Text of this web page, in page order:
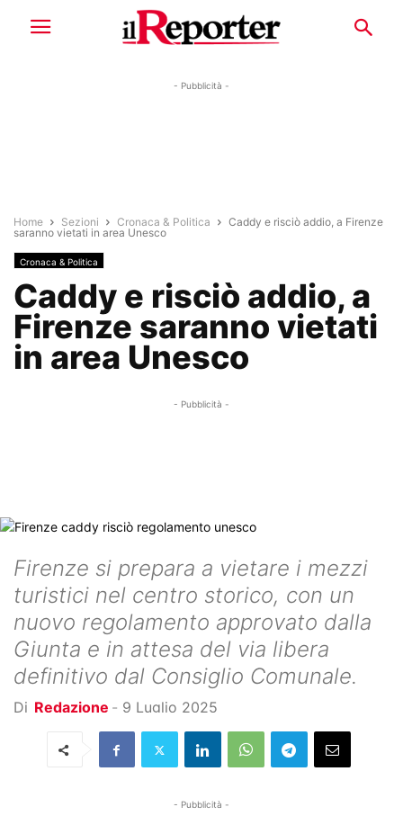
- Pubblicità -
Home Sezioni Cronaca & Politica
Caddy e risciò addio, a Firenze
saranno vietati in area Unesco
Cronaca & Politica
Caddy e risciò addio, a
Firenze saranno vietati
in area Unesco
- Pubblicità -
Firenze si prepara a vietare i mezzi
turistici nel centro storico, con un
nuovo regolamento approvato dalla
Giunta e in attesa del via libera
definitivo dal Consiglio Comunale.
Di Redazione - 9 Luglio 2025
- Pubblicità -